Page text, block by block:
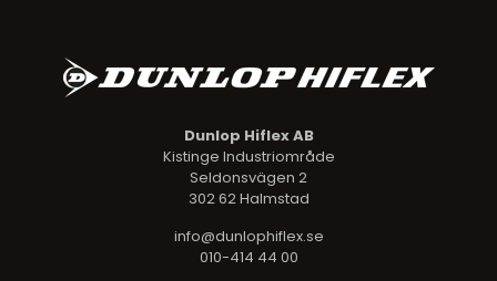
Dunlop Hiflex AB
Kistinge Industriområde
Seldonsvägen 2
302 62 Halmstad
info@dunlophiflex.se
010-414 44 00